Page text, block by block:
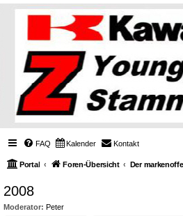
FAQ Kalender Kontakt
Portal Foren-Übersicht
2008
Moderator: Peter